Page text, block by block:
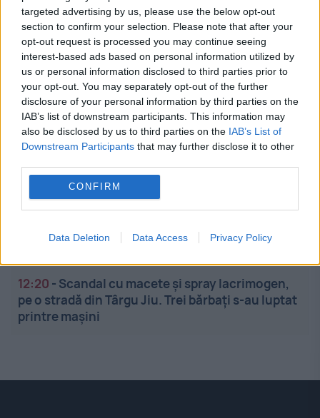
targeted advertising by us, please use the below opt-out
section to confirm your selection. Please note that after your
opt-out request is processed you may continue seeing
interest-based ads based on personal information utilized by
us or personal information disclosed to third parties prior to
your opt-out. You may separately opt-out of the further
disclosure of your personal information by third parties on the
IAB’s list of downstream participants. This information may
also be disclosed by us to third parties on the IAB’s List of
Downstream Participants that may further disclose it to other
CONFIRM
Data Deletion Data Access Privacy Policy
13:10-Ce se întâmplă cu banii din conturile de
pensii private. Ultimele cifre publicate
12:57-AI începe să „scrie” viață. Moment istoric
în laborator
12:49-În sfârșit, fumătorul!
12:40-Germania raționalizează apa din cauza
München
12:28-Facturile la energie ar putea crește cu
până la 20% în iarna 2026-2027: „Sunt analizate
12:20 - Scandal cu macete și spray lacrimogen,
pe o stradă din Târgu Jiu. Trei bărbați s-au luptat
printre mașini